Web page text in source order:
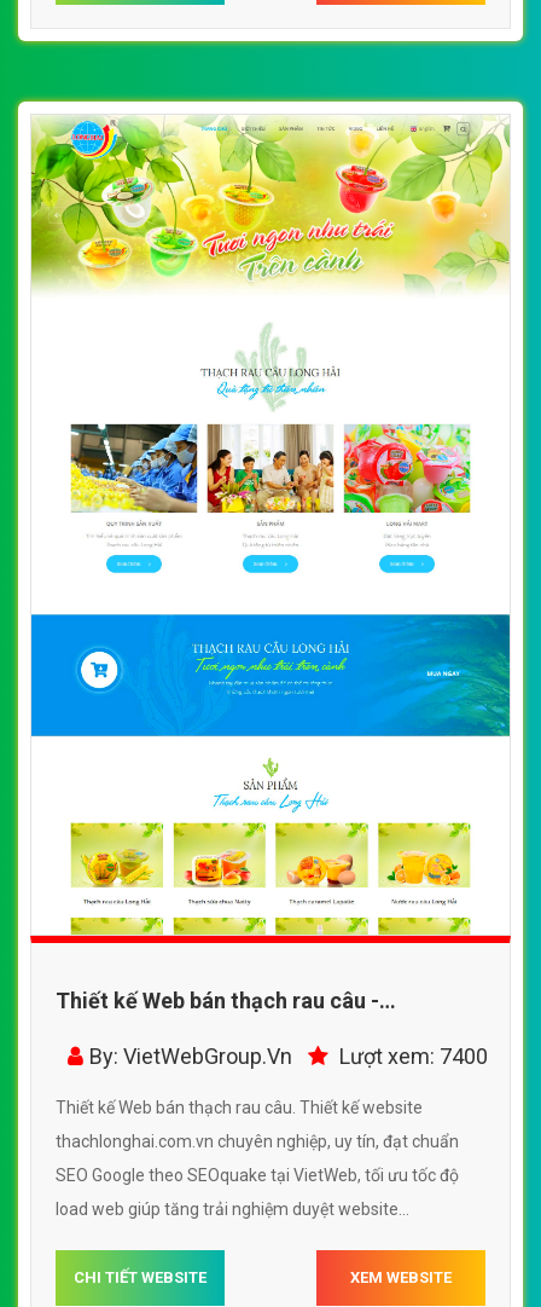
Thiết kế Web bán thạch rau câu -
thachlonghai.com.vn
By: VietWebGroup.Vn Lượt xem: 7400
Thiết kế Web bán thạch rau câu. Thiết kế website
thachlonghai.com.vn chuyên nghiệp, uy tín, đạt chuẩn
SEO Google theo SEOquake tại VietWeb, tối ưu tốc độ
load web giúp tăng trải nghiệm duyệt website
CHI TIẾT WEBSITE XEM WEBSITE